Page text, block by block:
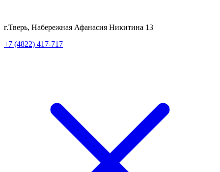
г.Тверь, Набережная Афанасия Никитина 13
+7 (4822) 417-717